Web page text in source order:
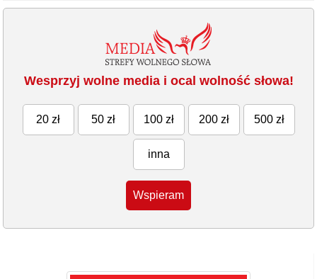
Wesprzyj wolne media i ocal wolność słowa!
20 zł 50 zł 100 zł 200 zł 500 zł
inna
Wspieram